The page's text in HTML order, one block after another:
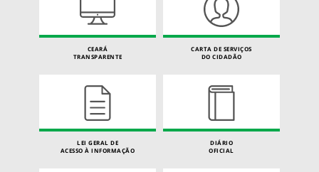
CEARÁ
TRANSPARENTE
CARTA DE SERVIÇOS
DO CIDADÃO
LEI GERAL DE
ACESSO À INFORMAÇÃO
DIÁRIO
OFICIAL